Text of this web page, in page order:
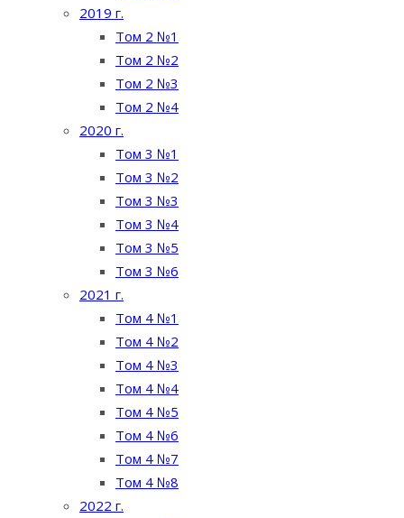
2019 г.
Том 2 №1
Том 2 №2
Том 2 №3
Том 2 №4
2020 г.
Том 3 №1
Том 3 №2
Том 3 №3
Том 3 №4
Том 3 №5
Том 3 №6
2021 г.
Том 4 №1
Том 4 №2
Том 4 №3
Том 4 №4
Том 4 №5
Том 4 №6
Том 4 №7
Том 4 №8
2022 г.